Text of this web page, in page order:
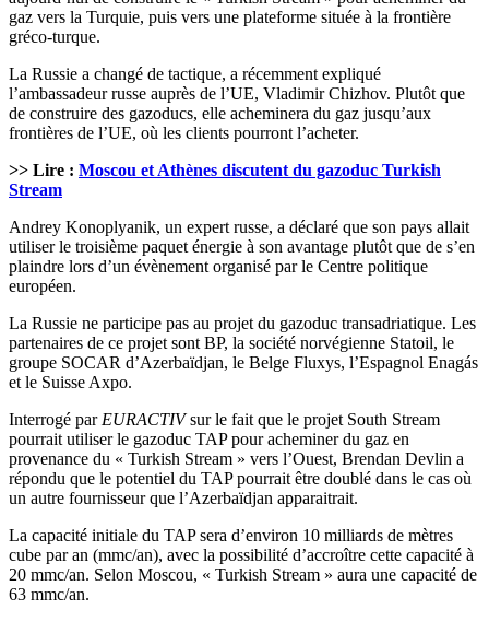
gaz vers la Turquie, puis vers une plateforme située à la frontière
gréco-turque.
La Russie a changé de tactique, a récemment expliqué
l’ambassadeur russe auprès de l’UE, Vladimir Chizhov. Plutôt que
de construire des gazoducs, elle acheminera du gaz jusqu’aux
frontières de l’UE, où les clients pourront l’acheter.
>> Lire : Moscou et Athènes discutent du gazoduc Turkish
Stream
Andrey Konoplyanik, un expert russe, a déclaré que son pays allait
utiliser le troisième paquet énergie à son avantage plutôt que de s’en
plaindre lors d’un évènement organisé par le Centre politique
européen.
La Russie ne participe pas au projet du gazoduc transadriatique. Les
partenaires de ce projet sont BP, la société norvégienne Statoil, le
groupe SOCAR d’Azerbaïdjan, le Belge Fluxys, l’Espagnol Enagás
et le Suisse Axpo.
Interrogé par EURACTIVsur le fait que le projet South Stream
pourrait utiliser le gazoduc TAP pour acheminer du gaz en
provenance du « Turkish Stream » vers l’Ouest, Brendan Devlin a
répondu que le potentiel du TAP pourrait être doublé dans le cas où
un autre fournisseur que l’Azerbaïdjan apparaitrait.
La capacité initiale du TAP sera d’environ 10 milliards de mètres
cube par an (mmc/an), avec la possibilité d’accroître cette capacité à
20 mmc/an. Selon Moscou, « Turkish Stream » aura une capacité de
63 mmc/an.